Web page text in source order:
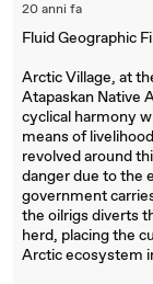
20 anni fa
Fluid Geographic
Arctic Village, at
Atapaskan Native
cyclical harmony
means of
revolved around
danger due to the
government
the oilrigs diverts
herd, placing the
Arctic ecosystem